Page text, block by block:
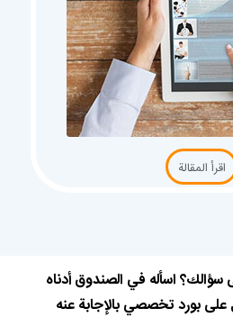
اقرأ المقالة
سؤالك؟ اسأله في الصندوق أدناه
بورد تخصصي بالإجابة عنه